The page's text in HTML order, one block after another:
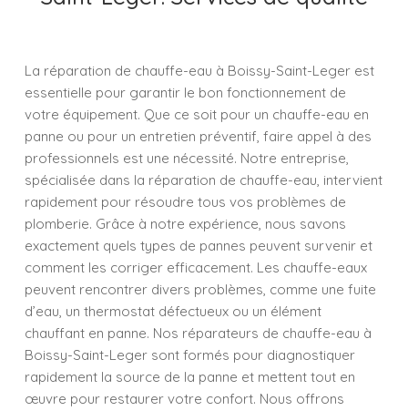
La réparation de chauffe-eau à Boissy-Saint-Leger est
essentielle pour garantir le bon fonctionnement de
votre équipement. Que ce soit pour un chauffe-eau en
panne ou pour un entretien préventif, faire appel à des
professionnels est une nécessité. Notre entreprise,
spécialisée dans la réparation de chauffe-eau, intervient
rapidement pour résoudre tous vos problèmes de
plomberie. Grâce à notre expérience, nous savons
exactement quels types de pannes peuvent survenir et
comment les corriger efficacement. Les chauffe-eaux
peuvent rencontrer divers problèmes, comme une fuite
d’eau, un thermostat défectueux ou un élément
chauffant en panne. Nos réparateurs de chauffe-eau à
Boissy-Saint-Leger sont formés pour diagnostiquer
rapidement la source de la panne et mettent tout en
œuvre pour restaurer votre confort. Nous offrons